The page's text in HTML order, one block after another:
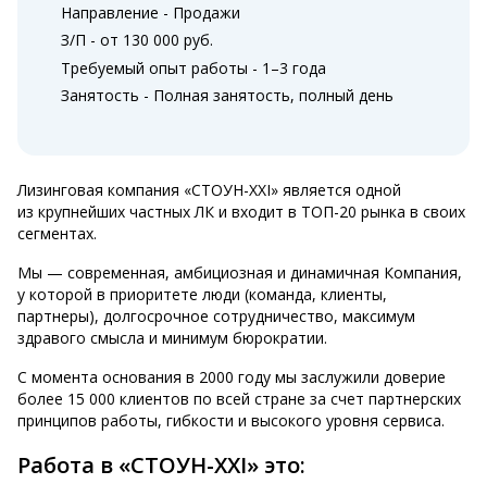
Направление - Продажи
З/П - от 130 000 руб.
Требуемый опыт работы - 1–3 года
Занятость - Полная занятость, полный день
Лизинговая компания «СТОУН-XXI» является одной
из крупнейших частных ЛК и входит в ТОП-20 рынка в своих
сегментах.
Мы — современная, амбициозная и динамичная Компания,
у которой в приоритете люди (команда, клиенты,
партнеры), долгосрочное сотрудничество, максимум
здравого смысла и минимум бюрократии.
С момента основания в 2000 году мы заслужили доверие
более 15 000 клиентов по всей стране за счет партнерских
принципов работы, гибкости и высокого уровня сервиса.
Работа в «СТОУН-XXI» это: